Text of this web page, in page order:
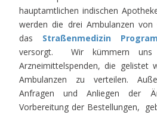
hauptamtlichen indischen
werden die drei Ambulanzen von
das Straßenmedizin
versorgt. Wir kümmern uns
Arzneimittelspenden, die gelistet
Ambulanzen zu verteilen.
Anfragen und Anliegen der
Vorbereitung der Bestellungen,